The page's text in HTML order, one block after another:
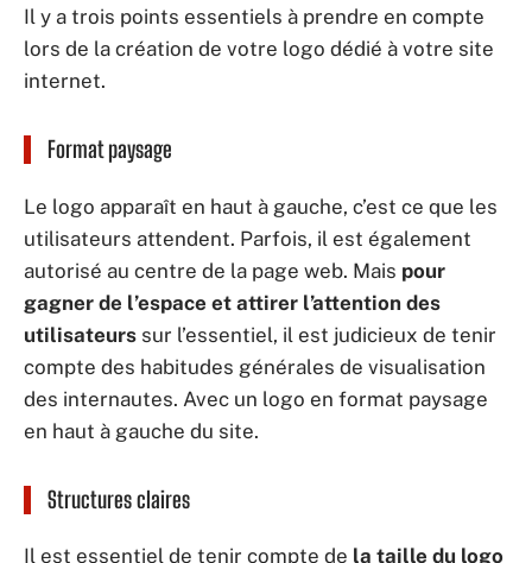
Il y a trois points essentiels à prendre en compte
lors de la création de votre logo dédié à votre site
internet.
Format paysage
Le logo apparaît en haut à gauche, c’est ce que les
utilisateurs attendent. Parfois, il est également
autorisé au centre de la page web. Mais pour
gagner de l’espace et attirer l’attention des
utilisateurs sur l’essentiel, il est judicieux de tenir
compte des habitudes générales de visualisation
des internautes. Avec un logo en format paysage
en haut à gauche du site.
Structures claires
Il est essentiel de tenir compte de la taille du logo